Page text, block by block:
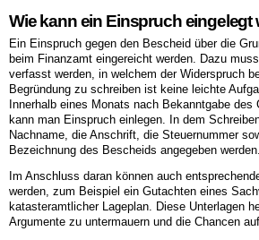
Wie kann ein Einspruch eingelegt
Ein Einspruch gegen den Bescheid über die
beim Finanzamt eingereicht werden. Dazu
verfasst werden, in welchem der Widerspruch
Begründung zu schreiben ist keine leichte
Innerhalb eines Monats nach Bekanntgabe des
kann man Einspruch einlegen. In dem
Nachname, die Anschrift, die Steuernummer
Bezeichnung des Bescheids angegeben werden.
Im Anschluss daran können auch
werden, zum Beispiel ein Gutachten eines
katasteramtlicher Lageplan. Diese Unterlagen
Argumente zu untermauern und die Chancen